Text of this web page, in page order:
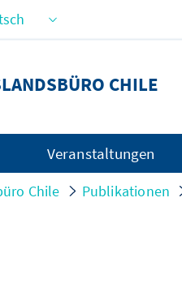
CHILE
Veranstaltungen
Chile Publikationen